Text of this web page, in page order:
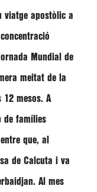
viatge apostòlic a
Mundial de
meitat de la
mesos. A
de famílies
que, al
de Calcuta i va
Al mes